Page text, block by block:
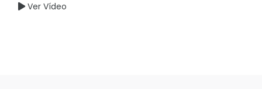
Ver Vídeo